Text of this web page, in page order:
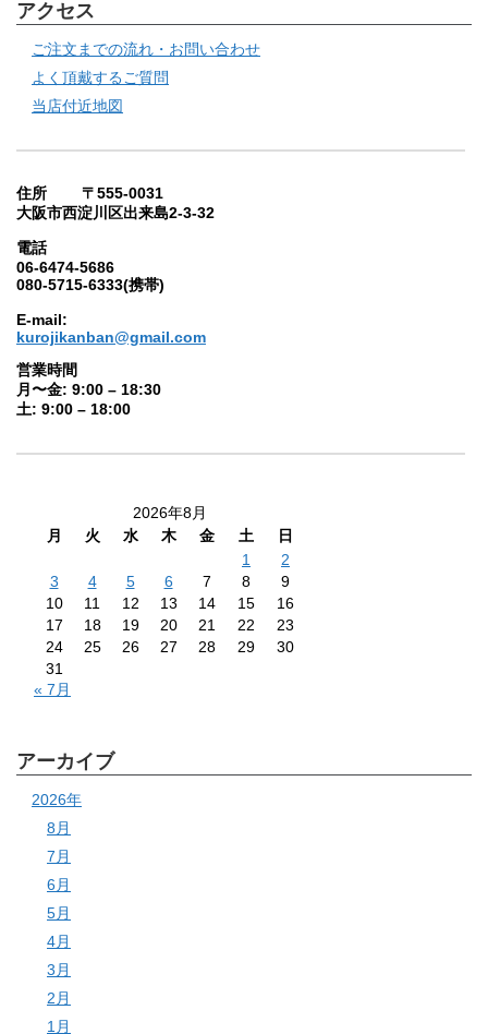
アクセス
ご注文までの流れ・お問い合わせ
よく頂戴するご質問
当店付近地図
住所 〒555-0031
大阪市西淀川区出来島2-3-32
電話
06-6474-5686
080-5715-6333(携帯)
E-mail:
kurojikanban@gmail.com
営業時間
月〜金: 9:00 – 18:30
土: 9:00 – 18:00
2026年8月
月
火 水 木 金 土
日
1
2
3
4 5 6 7 8
9
10
11 12 13 14 15
16
17
18 19 20 21 22
23
24
25 26 27 28 29
30
31
« 7月
アーカイブ
2026年
8月
7月
6月
5月
4月
3月
2月
1月